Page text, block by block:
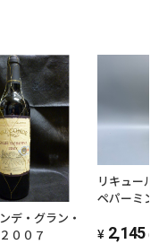
デ・グラン・
００７
リキュール
ペパーミン
700ml 24度
2,145 (税